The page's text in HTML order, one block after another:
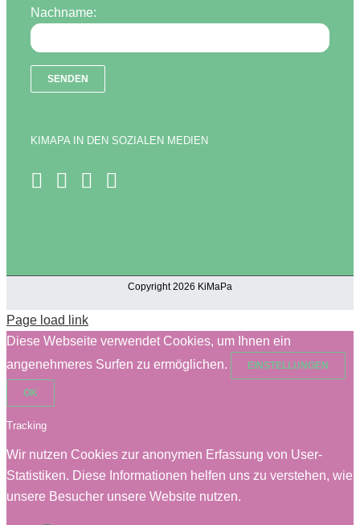
Nachname:
KIMAPA IN DEN SOZIALEN MEDIEN
Copyright 2026 KiMaPa
Page load link
Diese Webseite verwendet Cookies, um Ihnen ein
angenehmeres Surfen zu ermöglichen.
EINSTELLUNGEN
OK
Tracking
Wir nutzen Cookies zur anonymen Erfassung von User-
Statistiken. Diese Informationen helfen uns zu verstehen, wie
unsere Besucher unsere Website nutzen.